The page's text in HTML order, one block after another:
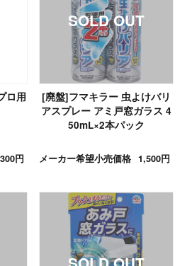
ロ用
円
[廃盤]フマキラー 虫よけバリ
アスプレー アミ戸窓ガラス 4
50mL×2本パック
メーカー希望小売価格 1,500円